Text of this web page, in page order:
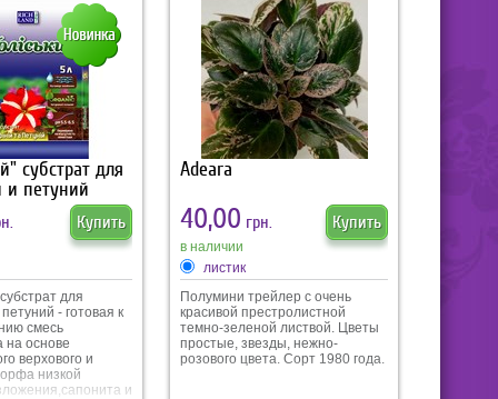
субстрат для
и петуний
Купить
для
- готовая к
смесь
на основе
верхового и
низкой
и
Adeara
40,00 грн. Купить
в наличии
листик
Полумини трейлер с очень
красивой престролистной
темно-зеленой листвой. Цветы
простые, звезды, нежно-
розового цвета. Сорт 1980 года.